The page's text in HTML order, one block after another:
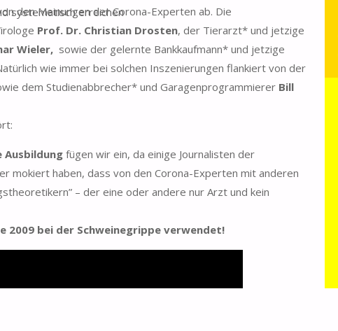
systematisch erreichen
den Meinungen der Corona-Experten ab. Die
Prof. Dr. Christian Drosten, der Tierarzt* und jetzige
Wieler, sowie der gelernte Bankkaufmann* und jetzige
wie immer bei solchen Inszenierungen flankiert von der
dem Studienabbrecher* und Garagenprogrammierer Bill
Ausbildung fügen wir ein, da einige Journalisten der
mokiert haben, dass von den Corona-Experten mit anderen
– der eine oder andere nur Arzt und kein
2009 bei der Schweinegrippe verwendet!